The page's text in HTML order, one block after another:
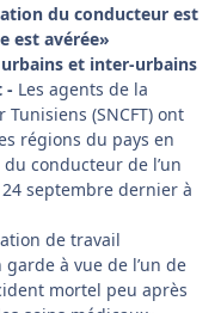
du conducteur est
est avérée»
et inter-urbains
- Les agents de la
(SNCFT) ont
régions du pays en
conducteur de l’un
septembre dernier à
de travail
à vue de l’un de
mortel peu après